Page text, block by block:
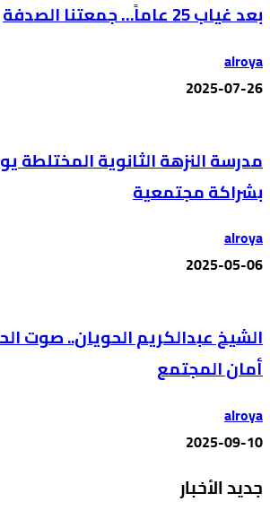
بعد غياب 25 عاماً… جمعتنا الصدفة
alroya
2025-07-26
مدرسة النزهة الثانوية المختلطة
بشراكة مجتمعية
alroya
2025-05-06
الشيخ عبدالكريم الحويان.. صوت
أمان المجتمع
alroya
2025-09-10
جديد الأخبار